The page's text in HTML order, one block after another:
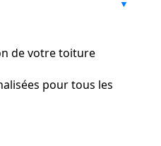
de votre toiture
pour tous les